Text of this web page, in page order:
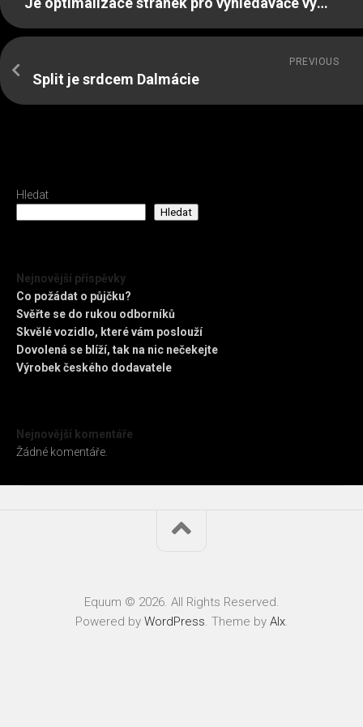
PREVIOUS
Split je srdcem Dalmácie
Hledat
Hledat
Nejnovější příspěvky
Co požádat o půjčku?
Svěřte se do rukou odborníků
Skvělé vozidlo, které vám poslouží
Dovolená se blíží, tak na nic nečekejte
Výrobek českého dodavatele
Nejnovější komentáře
Žádné komentáře.
Equum © 2026. All Rights Reserved.
Powered by WordPress. Theme by Alx.